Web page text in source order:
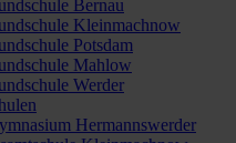
Bernau
Kleinmachnow
Potsdam
Mahlow
Werder
Hermannswerder